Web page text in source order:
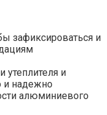
зафиксироваться и
утеплителя и
и надежно
алюминиевого